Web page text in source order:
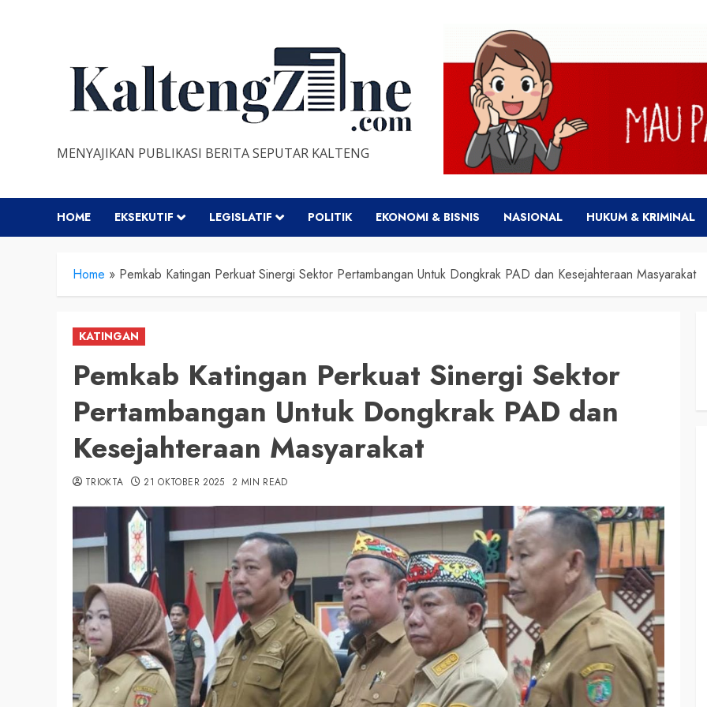
MENYAJIKAN PUBLIKASI BERITA SEPUTAR KALTENG
HOME EKSEKUTIF LEGISLATIF POLITIK EKONOMI & BISNIS NASIONAL HUKUM & KRIMINAL
Home » Pemkab Katingan Perkuat Sinergi Sektor Pertambangan Untuk Dongkrak PAD dan Kesejahteraan Masyarakat
KATINGAN
Pemkab Katingan Perkuat Sinergi Sektor
Pertambangan Untuk Dongkrak PAD dan
Kesejahteraan Masyarakat
TRIOKTA 21 OKTOBER 2025 2 MIN READ